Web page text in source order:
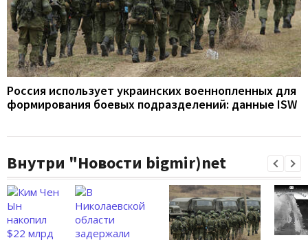
Россия использует украинских военнопленных для
формирования боевых подразделений: данные ISW
Внутри "Новости bigmir)net